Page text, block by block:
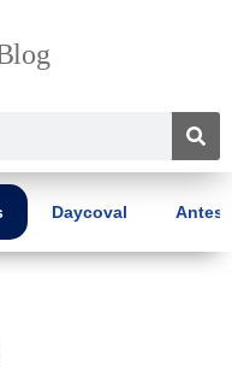
Daycoval Antes